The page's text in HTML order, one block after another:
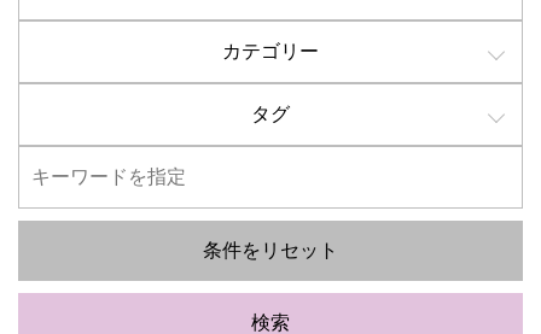
カテゴリー
タグ
条件をリセット
検索